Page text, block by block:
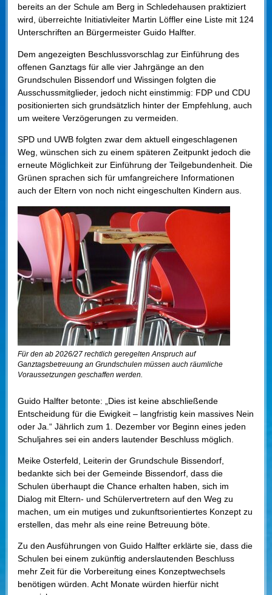
bereits an der Schule am Berg in Schledehausen praktiziert
wird, überreichte Initiativleiter Martin Löffler eine Liste mit 124
Unterschriften an Bürgermeister Guido Halfter.
Dem angezeigten Beschlussvorschlag zur Einführung des
offenen Ganztags für alle vier Jahrgänge an den
Grundschulen Bissendorf und Wissingen folgten die
Ausschussmitglieder, jedoch nicht einstimmig: FDP und CDU
positionierten sich grundsätzlich hinter der Empfehlung, auch
um weitere Verzögerungen zu vermeiden.
SPD und UWB folgten zwar dem aktuell eingeschlagenen
Weg, wünschen sich zu einem späteren Zeitpunkt jedoch die
erneute Möglichkeit zur Einführung der Teilgebundenheit. Die
Grünen sprachen sich für umfangreichere Informationen
auch der Eltern von noch nicht eingeschulten Kindern aus.
Für den ab 2026/27 rechtlich geregelten Anspruch auf
Ganztagsbetreuung an Grundschulen müssen auch räumliche
Voraussetzungen geschaffen werden.
Guido Halfter betonte: „Dies ist keine abschließende
Entscheidung für die Ewigkeit – langfristig kein massives Nein
oder Ja.“ Jährlich zum 1. Dezember vor Beginn eines jeden
Schuljahres sei ein anders lautender Beschluss möglich.
Meike Osterfeld, Leiterin der Grundschule Bissendorf,
bedankte sich bei der Gemeinde Bissendorf, dass die
Schulen überhaupt die Chance erhalten haben, sich im
Dialog mit Eltern- und Schülervertretern auf den Weg zu
machen, um ein mutiges und zukunftsorientiertes Konzept zu
erstellen, das mehr als eine reine Betreuung böte.
Zu den Ausführungen von Guido Halfter erklärte sie, dass die
Schulen bei einem zukünftig anderslautenden Beschluss
mehr Zeit für die Vorbereitung eines Konzeptwechsels
benötigen würden. Acht Monate würden hierfür nicht